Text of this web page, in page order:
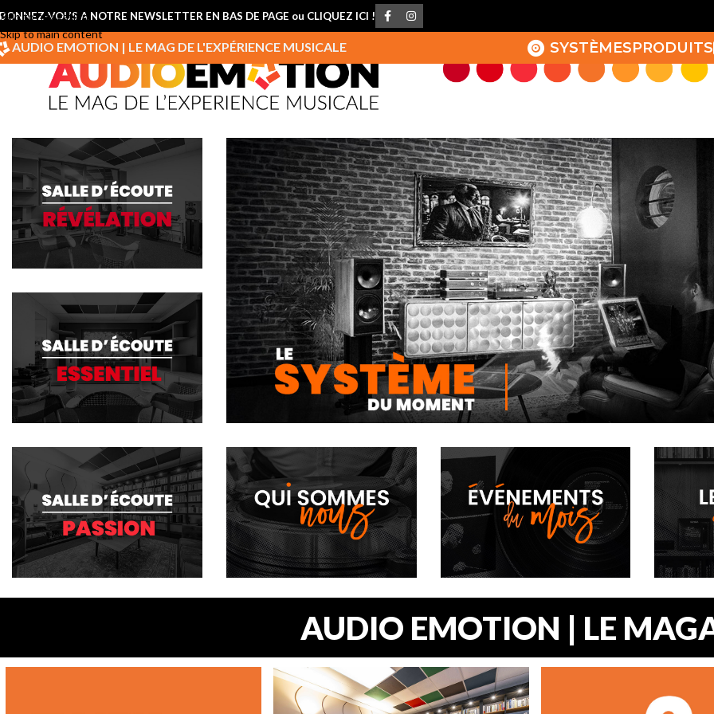
Skip to navigation
Skip to main content
VOUS A NOTRE NEWSLETTER EN BAS DE PAGE ou CLIQUEZ ICI !
AUDIO EMOTION | LE MAG DE L'EXPÉRIENCE MUSICALE SYSTÈMESPRODUITS
PLONGEZ AU CŒUR DE L’EXPÉRIENCE MUSICALE.
LA SECTION IMMERSIVE OÙ ENVIRONNEMENT ET
SYSTÈME D’ÉCOUTE SONT EN ADÉQUATION.
AUDIO EMOTION | LE